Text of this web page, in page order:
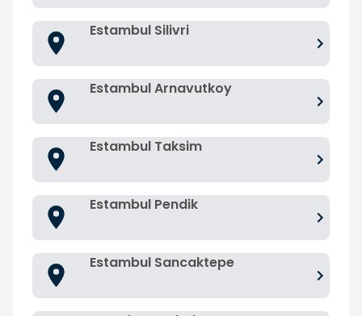
Estambul Silivri
Estambul Arnavutkoy
Estambul Taksim
Estambul Pendik
Estambul Sancaktepe